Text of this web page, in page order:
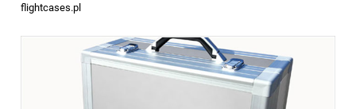
flightcases.pl